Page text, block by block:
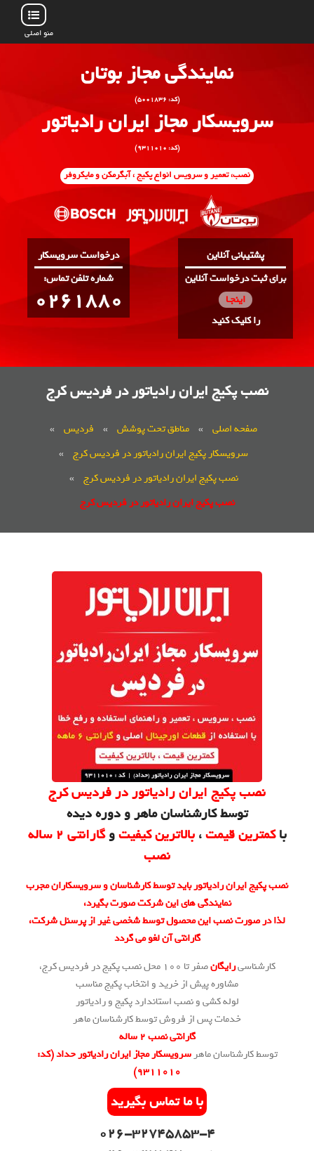
منو اصلی
نمایندگی مجاز بوتان
(کد: ۵۰۰۱۸۳۶)
سرویسکار مجاز ایران رادیاتور
(کد: ۹۳۱۱۰۱۰)
نصب، تعمیر و سرویس انواع پکیج ، آبگرمکن و مایکروفر
پشتیبانی آنلاین
برای ثبت درخواست آنلاین
اینجـا
را کلیک کنید
درخواست سرویسکار
:شماره تلفن تماس
0261880
نصب پکیج ایران رادیاتور در فردیس کرج
صفحه اصلی » مناطق تحت پوشش » فردیس
»
سرویسکار پکیج ایران رادیاتور در فردیس کرج
»
نصب پکیج ایران رادیاتور در فردیس کرج
»
نصب پکیج ایران رادیاتور در فردیس کرج
نصب پکیج ایران رادیاتور در فردیس کرج
توسط کارشناسان ماهر و دوره دیده
باکمترین قیمت،بالاترین کیفیتو
گارانتی 2 ساله
نصب
نصب پکیج ایران رادیاتور باید توسط کارشناسان و سرویسکاران مجرب
نمایندگی های این شرکت صورت بگیرد،
لذا در صورت نصب این محصول توسط شخصی غیر از پرسنل شرکت،
گارانتی آن لغو می گردد
کارشناسیرایگانصفر تا 100 محل نصب پکیج در فردیس کرج،
مشاوره پیش از خرید و انتخاب پکیج مناسب
لوله کشی و نصب استاندارد پکیج و رادیاتور
خدمات پس از فروش توسط کارشناسان ماهر
گارانتی نصب 2 ساله
توسط کارشناسان ماهرسرویسکار مجاز ایران رادیاتور حداد (کد:
۹۳۱۱۰۱۰)
با ما تماس بگیرید
026-32745853-4